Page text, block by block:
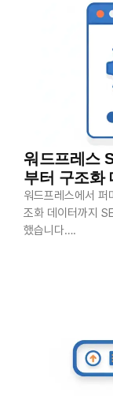
워드프레스
부터 구조화
워드프레스에서 퍼
조화 데이터까지
했습니다….